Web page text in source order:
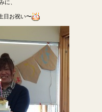
日お祝い〜